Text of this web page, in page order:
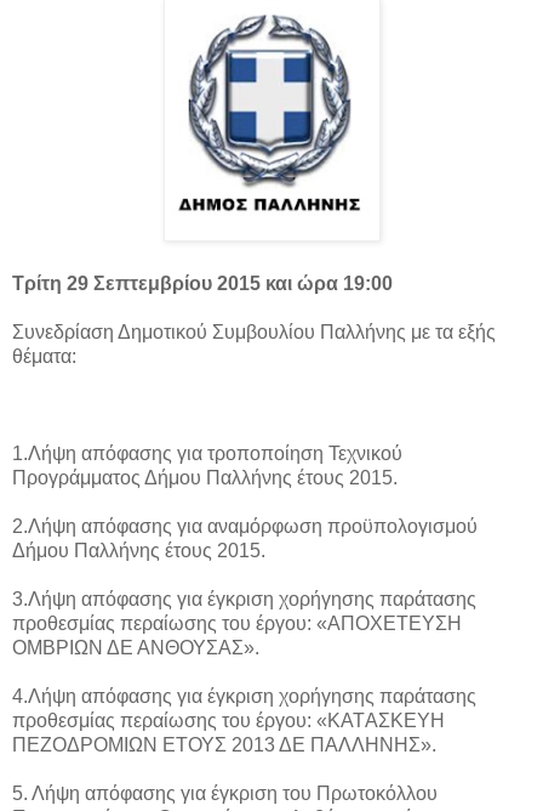
Τρίτη 29 Σεπτεμβρίου 2015 και ώρα 19:00
Συνεδρίαση Δημοτικού Συμβουλίου Παλλήνης με τα εξής
θέματα:
1.Λήψη απόφασης για τροποποίηση Τεχνικού
Προγράμματος Δήμου Παλλήνης έτους 2015.
2.Λήψη απόφασης για αναμόρφωση προϋπολογισμού
Δήμου Παλλήνης έτους 2015.
3.Λήψη απόφασης για έγκριση χορήγησης παράτασης
προθεσμίας περαίωσης του έργου: «ΑΠΟΧΕΤΕΥΣΗ
ΟΜΒΡΙΩΝ ΔΕ ΑΝΘΟΥΣΑΣ».
4.Λήψη απόφασης για έγκριση χορήγησης παράτασης
προθεσμίας περαίωσης του έργου: «KATΑΣΚΕΥΗ
ΠΕΖΟΔΡΟΜΙΩΝ ΕΤΟΥΣ 2013 ΔΕ ΠΑΛΛΗΝΗΣ».
5. Λήψη απόφασης για έγκριση του Πρωτοκόλλου